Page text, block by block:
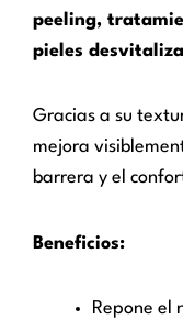
peeling,
pieles
Gracias a su
mejora
barrera y el
Beneficios:
Repone el